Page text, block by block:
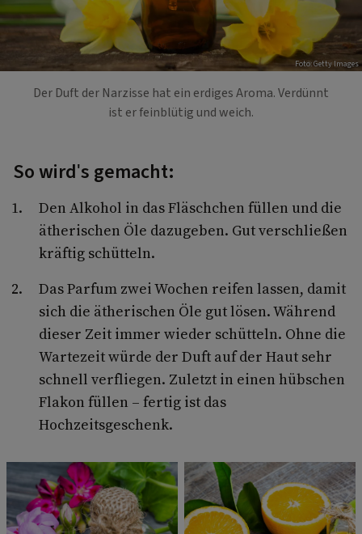
Foto: Getty Images
Der Duft der Narzisse hat ein erdiges Aroma. Verdünnt
ist er feinblütig und weich.
So wird's gemacht:
Den Alkohol in das Fläschchen füllen und die
ätherischen Öle dazugeben. Gut verschließen
kräftig schütteln.
Das Parfum zwei Wochen reifen lassen, damit
sich die ätherischen Öle gut lösen. Während
dieser Zeit immer wieder schütteln. Ohne die
Wartezeit würde der Duft auf der Haut sehr
schnell verfliegen. Zuletzt in einen hübschen
Flakon füllen – fertig ist das
Hochzeitsgeschenk.